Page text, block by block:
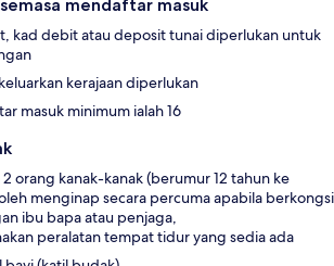
mendaftar masuk
kad debit atau deposit tunai diperlukan untuk
kerajaan diperlukan
masuk minimum ialah 16
orang kanak-kanak (berumur 12 tahun ke
menginap secara percuma apabila berkongsi
ibu bapa atau penjaga,
peralatan tempat tidur yang sedia ada